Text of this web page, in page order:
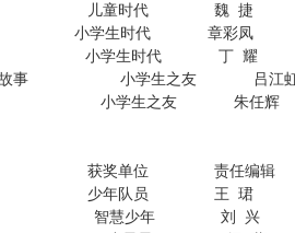
节 儿童时代 魏 捷
学生时代 章彩凤
小学生时代 丁 耀
系列故事 小学生之友 吕江
子里 小学生之友 朱任辉
获奖单位 责任编辑
事 少年队员 王 珺
动 智慧少年 刘 兴